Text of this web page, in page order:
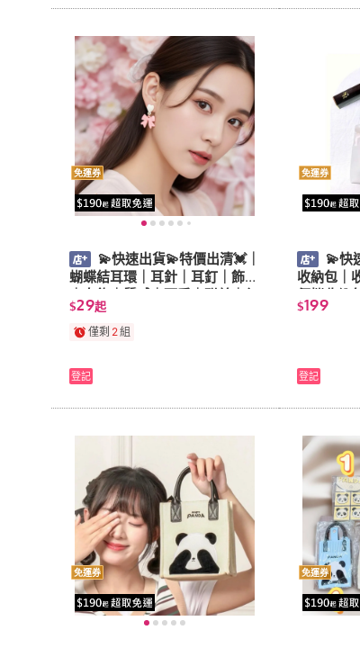
免運券
💫快速出貨💫特價出清💓｜
蝴蝶結耳環｜耳針｜耳釘｜飾品
｜女飾｜質感｜可愛｜甜美｜氣
質
$29起
僅剩 2組
登記
免運券
💫快
收納包｜
便攜收納
耳機包｜
$199
登記
免運券 免運券